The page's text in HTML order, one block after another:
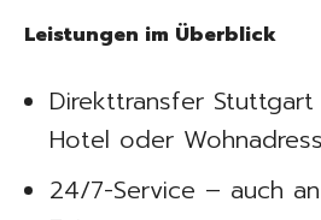
Leistungen im Überblick
Direkttransfer
Hotel oder
24/7-Service – auch